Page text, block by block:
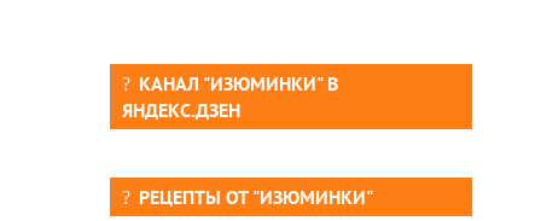
КАНАЛ "ИЗЮМИНКИ" В
ЯНДЕКС.ДЗЕН
РЕЦЕПТЫ ОТ "ИЗЮМИНКИ"